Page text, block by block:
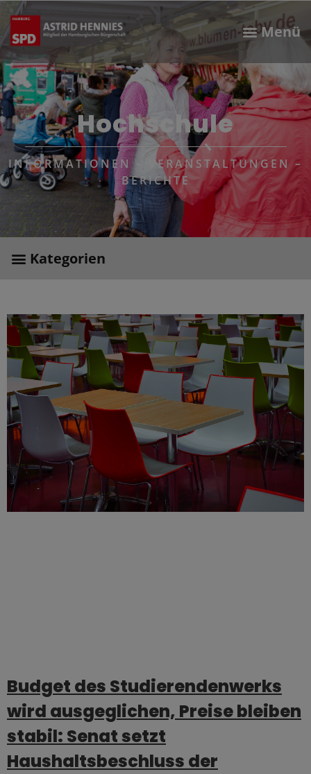
Hochschule
INFORMATIONEN – VERANSTALTUNGEN –
BERICHTE
Budget des Studierendenwerks
wird ausgeglichen, Preise bleiben
stabil: Senat setzt
Haushaltsbeschluss der